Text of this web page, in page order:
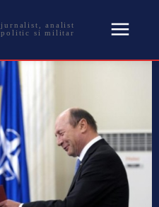
jurnalist, analist
politic si militar